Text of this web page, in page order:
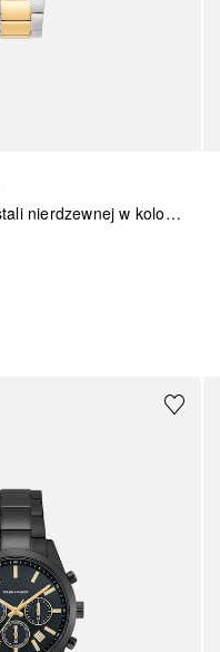
Zegarek na reke ze stali nierdzewnej w kolorze srebrno/zlotym